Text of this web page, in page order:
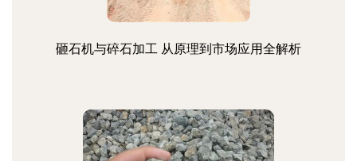
砸石机与碎石加工 从原理到市场应用全解析